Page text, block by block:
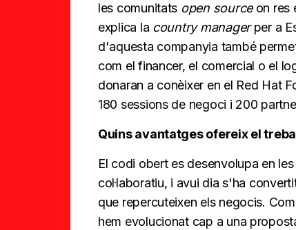
les comunitats open source on res
explica la country managerper a
d'aquesta companyia també
com el financer, el comercial o el
donaran a conèixer en el Red Hat
180 sessions de negoci i 200
Quins avantatges ofereix el
El codi obert es desenvolupa en
col·laboratiu, i avui dia s'ha
que repercuteixen els negocis.
hem evolucionat cap a una